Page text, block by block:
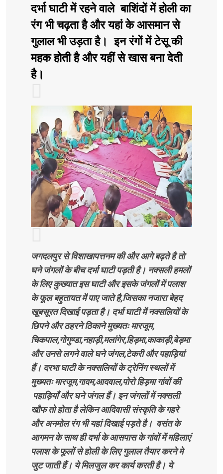
दर्भा घाटी में रहने वाले बाशिंदों में होली का
रंग भी चढ़ता है और यहां के आसमान से
गुलाल भी उड़ता है। इन रंगों में टेसू की
महक होती है और यहीं से खास बना देती
है।
जगदलपुर से विशाखापत्तनम की और आगे बढ़ते है तो
घने जंगलों के बीच दर्भा घाटी पड़ती है। नक्सली हमलों
के लिए कुख्यात इस घाटी और इसके जंगलों में पलाश
के फूल बहुतायत में पाए जाते है,जिसका नजारा बेहद
खूबसूरत दिखाई पड़ता है। दर्भा घाटी में नक्सलियों के
छिपने और ठहरने ठिकाने मुख्यतः मारजूम,
चिकपाल,गोगुण्डा,नहाड़ी,मलांगेर,हिड़मा,काकाड़ी,बेड़मा
और उनसे लगने वाले घने जंगल,टेकरी और पहाड़ियां
हैं। दरभा घाटी के नक्सलियों के ट्रेनिंग स्थलों में
मुख्यतः मारजूम,गादम,आदवाल,पोरो हिड़मा गांवों की
पहाड़ियाँ और घने जंगल हैं। इन जंगलों में नक्सली
खौफ तो होता है लेकिन आदिवासी संस्कृति के गहरे
और अनमोल रंग भी यहां दिखाई पड़ते है। वसंत के
आगमन के साथ ही दर्भा के आसपास के गांवों में महिलाएं
पलाश के फूलों से होली के लिए गुलाल तैयार करने मे
जुट जाती हैं। ये मिलजुल कर कार्य करती है। ये